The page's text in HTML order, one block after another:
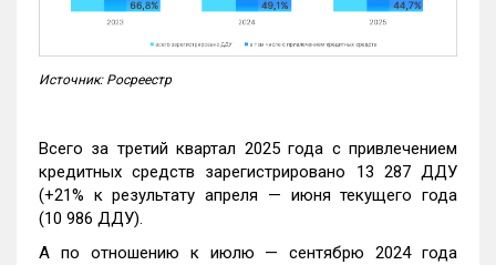
Источник: Росреестр
Всего за третий квартал 2025 года с привлечением
кредитных средств зарегистрировано 13 287 ДДУ
(+21% к результату апреля — июня текущего года
(10 986 ДДУ).
А по отношению к июлю — сентябрю 2024 года